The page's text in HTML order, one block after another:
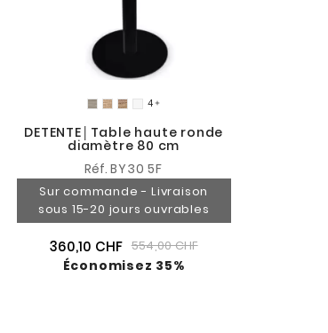

DETENTE│Table haute ronde
diamètre 80 cm
Réf.BY30 5F
Sur commande - Livraison
sous 15-20 jours ouvrables
360,10 CHF 554,00 CHF
Économisez 35%